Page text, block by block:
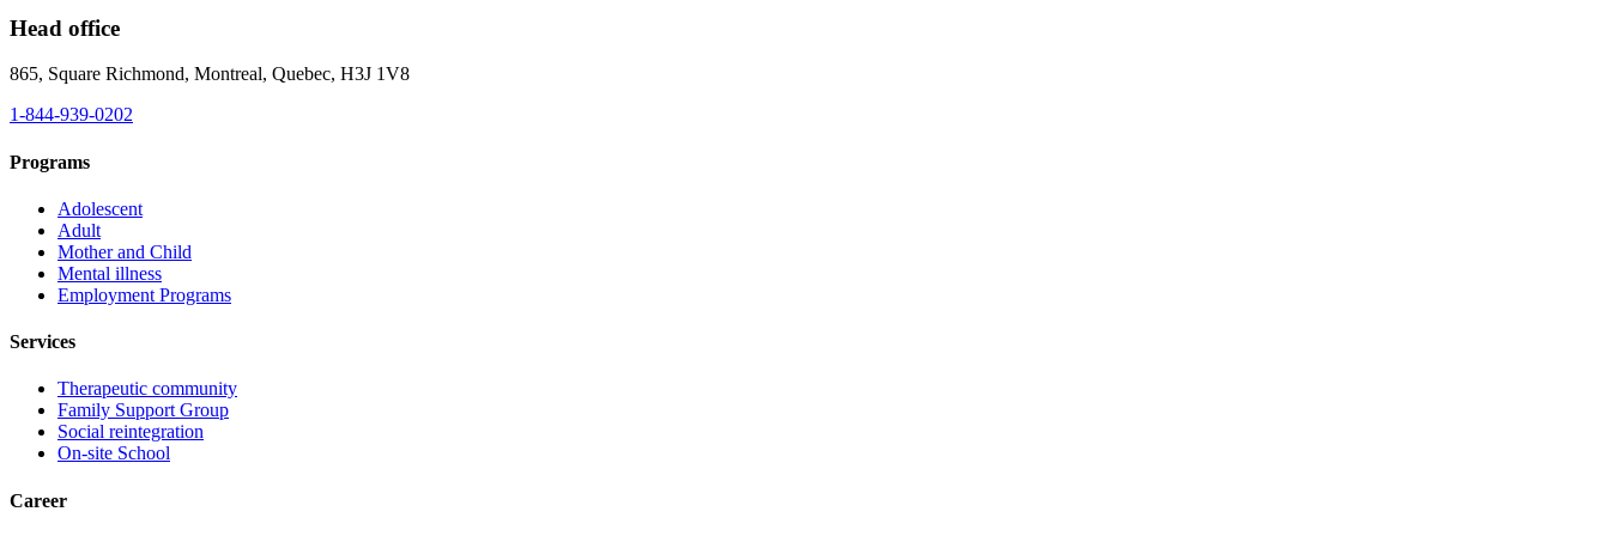
Head office
865, Square Richmond, Montreal, Quebec, H3J 1V8
1-844-939-0202
Programs
Adolescent
Adult
Mother and Child
Mental illness
Employment Programs
Services
Therapeutic community
Family Support Group
Social reintegration
On-site School
Career